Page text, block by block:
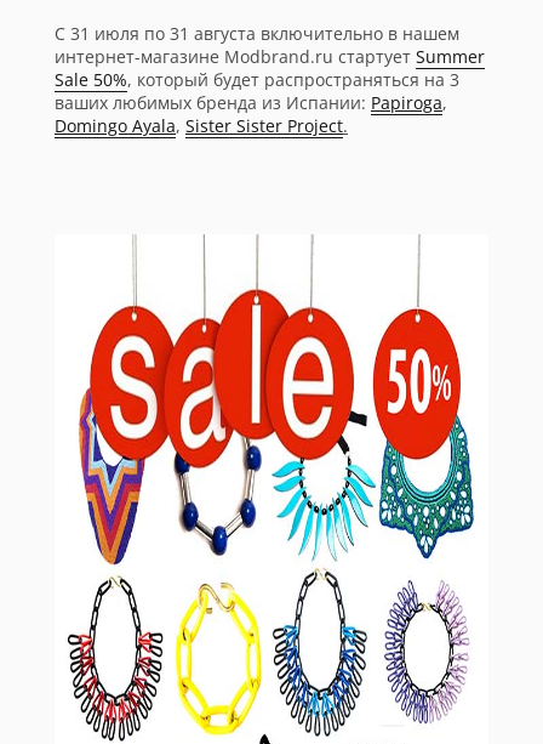
С 31 июля по 31 августа включительно в нашем
интернет-магазине Modbrand.ru стартует Summer
Sale 50%, который будет распространяться на 3
ваших любимых бренда из Испании: Papiroga,
Domingo Ayala, Sister Sister Project.